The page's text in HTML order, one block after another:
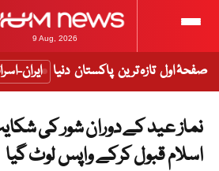
9 Aug, 2026
صفحۂ اول تازہ ترین پاکستان دنیا ایران-
نماز عید کے دوران شور کی
اسلام قبول کرکے واپس لوٹ گیا